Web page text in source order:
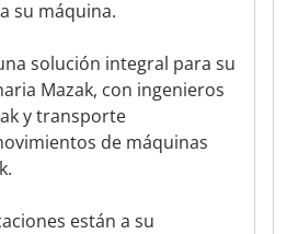
su máquina.
solución integral para su
Mazak, con ingenieros
y transporte
de máquinas
están a su